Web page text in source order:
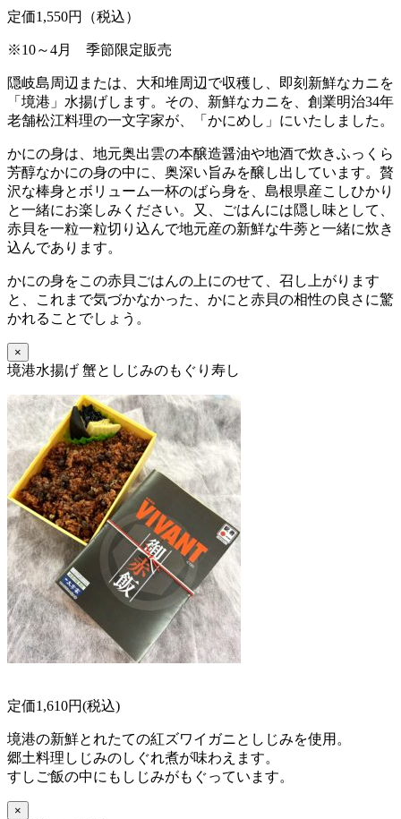
定価1,550円（税込）
※10～4月 季節限定販売
隠岐島周辺または、大和堆周辺で収穫し、即刻新鮮なカニを
「境港」水揚げします。その、新鮮なカニを、創業明治34年
老舗松江料理の一文字家が、「かにめし」にいたしました。
かにの身は、地元奥出雲の本醸造醤油や地酒で炊きふっくら
芳醇なかにの身の中に、奥深い旨みを醸し出しています。贅
沢な棒身とボリューム一杯のばら身を、島根県産こしひかり
と一緒にお楽しみください。又、ごはんには隠し味として、
赤貝を一粒一粒切り込んで地元産の新鮮な牛蒡と一緒に炊き
込んであります。
かにの身をこの赤貝ごはんの上にのせて、召し上がります
と、これまで気づかなかった、かにと赤貝の相性の良さに驚
かれることでしょう。
×
境港水揚げ 蟹としじみのもぐり寿し
定価1,610円(税込)
境港の新鮮とれたての紅ズワイガニとしじみを使用。
郷土料理しじみのしぐれ煮が味わえます。
すしご飯の中にもしじみがもぐっています。
×